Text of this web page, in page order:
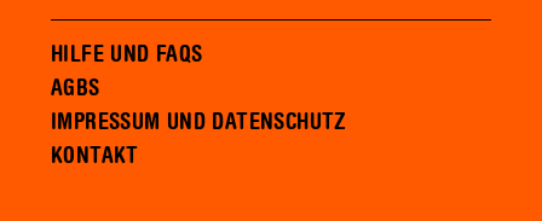
HILFE UND FAQS
AGBS
IMPRESSUM UND DATENSCHUTZ
KONTAKT